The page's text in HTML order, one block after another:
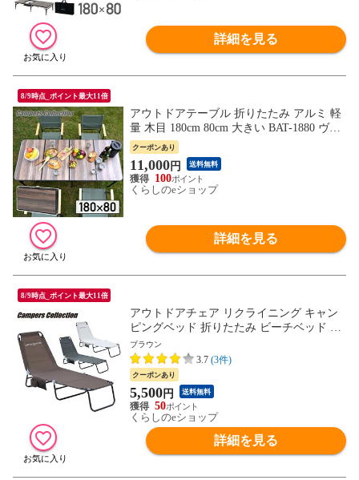
詳細を見る
8/9時点_ポイント最大11倍
アウトドアテーブル 折りたたみ アルミ 軽
量 木目 180cm 80cm 大きい BAT-1880 ヴィ
ンテージダークウッド アウトドア キャン
プ バーベキュー テーブル レジャーテーブ
ル 折りたたみテーブル 山善 YAMAZEN キ
ャンパーズコレクション 【送料無料】
クーポンあり
11,000円 送料無料
100
くらしのeショップ
詳細を見る
8/9時点_ポイント最大11倍
アウトドアチェア リクライニング キャン
ピングベッド 折りたたみ ビーチベッド サ
マーベッド C272-4 レジャーチェア 椅子 コ
ンパクト 山善 YAMAZEN キャンパーズコ
レクション 【送料無料】
ブラウン
3.7 (3件)
クーポンあり
5,500円 送料無料
50
くらしのeショップ
詳細を見る